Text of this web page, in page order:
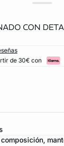
CON
de 30€ con